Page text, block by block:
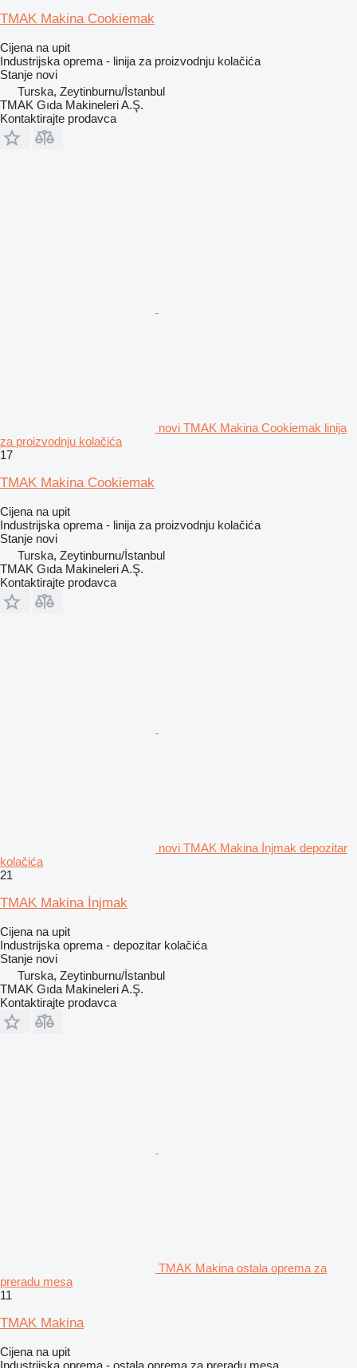
TMAK Makina Cookiemak
Cijena na upit
Industrijska oprema - linija za proizvodnju kolačića
Stanje novi
Turska, Zeytinburnu/İstanbul
TMAK Gıda Makineleri A.Ş.
Kontaktirajte prodavca
novi TMAK Makina Cookiemak linija
za proizvodnju kolačića
17
TMAK Makina Cookiemak
Cijena na upit
Industrijska oprema - linija za proizvodnju kolačića
Stanje novi
Turska, Zeytinburnu/İstanbul
TMAK Gıda Makineleri A.Ş.
Kontaktirajte prodavca
novi TMAK Makina İnjmak depozitar
kolačića
21
TMAK Makina İnjmak
Cijena na upit
Industrijska oprema - depozitar kolačića
Stanje novi
Turska, Zeytinburnu/İstanbul
TMAK Gıda Makineleri A.Ş.
Kontaktirajte prodavca
TMAK Makina ostala oprema za
preradu mesa
11
TMAK Makina
Cijena na upit
Industrijska oprema - ostala oprema za preradu mesa